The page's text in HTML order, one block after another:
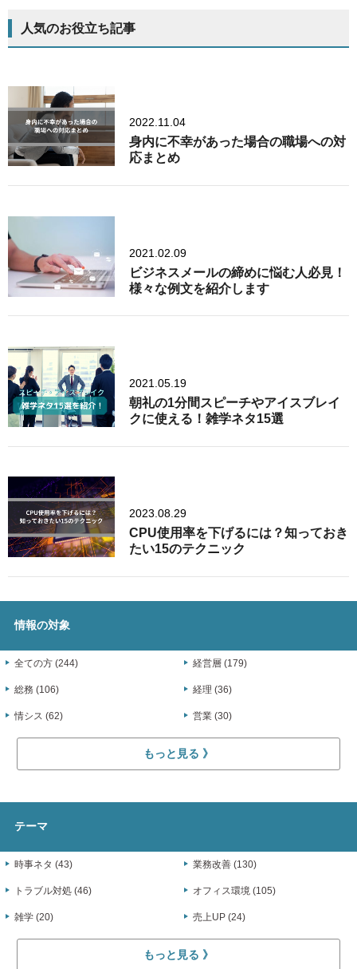
人気のお役立ち記事
2022.11.04
身内に不幸があった場合の職場への対
応まとめ
2021.02.09
ビジネスメールの締めに悩む人必見！
様々な例文を紹介します
2021.05.19
朝礼の1分間スピーチやアイスブレイ
クに使える！雑学ネタ15選
2023.08.29
CPU使用率を下げるには？知っておき
たい15のテクニック
情報の対象
全ての方 (244) 経営層 (179)
総務 (106) 経理 (36)
情シス (62) 営業 (30)
もっと見る
テーマ
時事ネタ (43) 業務改善 (130)
トラブル対処 (46) オフィス環境 (105)
雑学 (20) 売上UP (24)
もっと見る